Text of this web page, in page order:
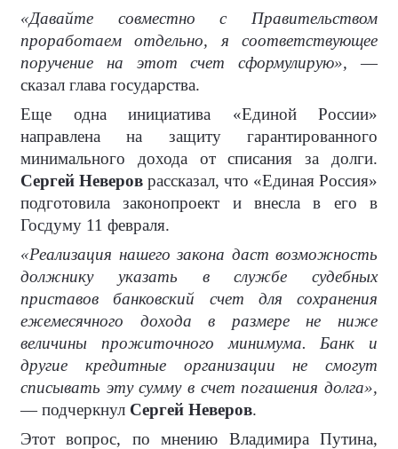
«Давайте совместно с Правительством
проработаем отдельно, я соответствующее
поручение на этот счет сформулирую», —
сказал глава государства.
Еще одна инициатива «Единой России»
направлена на защиту гарантированного
минимального дохода от списания за долги.
Сергей Неверов рассказал, что «Единая Россия»
подготовила законопроект и внесла в его в
Госдуму 11 февраля.
«Реализация нашего закона даст возможность
должнику указать в службе судебных
приставов банковский счет для сохранения
ежемесячного дохода в размере не ниже
величины прожиточного минимума. Банк и
другие кредитные организации не смогут
списывать эту сумму в счет погашения долга»,
— подчеркнул Сергей Неверов.
Этот вопрос, по мнению Владимира Путина,